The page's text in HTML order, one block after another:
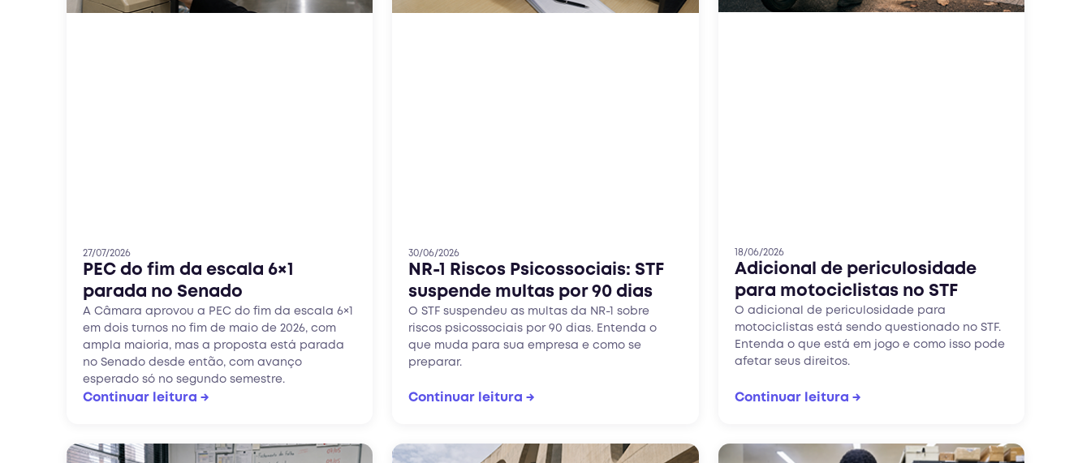
PEC do fim da escala 6×1
parada no Senado
27/07/2026
A Câmara aprovou a PEC do fim da escala 6×1
em dois turnos no fim de maio de 2026, com
ampla maioria, mas a proposta está parada
no Senado desde então, com avanço
esperado só no segundo semestre.
Continuar leitura →
NR-1 Riscos Psicossociais: STF
suspende multas por 90 dias
30/06/2026
O STF suspendeu as multas da NR-1 sobre
riscos psicossociais por 90 dias. Entenda o
que muda para sua empresa e como se
preparar.
Continuar leitura →
Adicional de periculosidade
para motociclistas no STF
18/06/2026
O adicional de periculosidade para
motociclistas está sendo questionado no STF.
Entenda o que está em jogo e como isso pode
afetar seus direitos.
Continuar leitura →